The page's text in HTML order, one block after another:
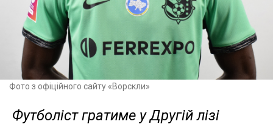
Фото з офіційного сайту «Ворскли»
Футболіст гратиме у Другій лізі